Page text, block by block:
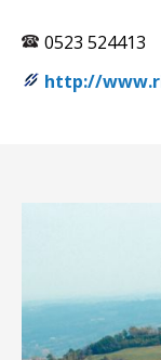
0523 524413
http://